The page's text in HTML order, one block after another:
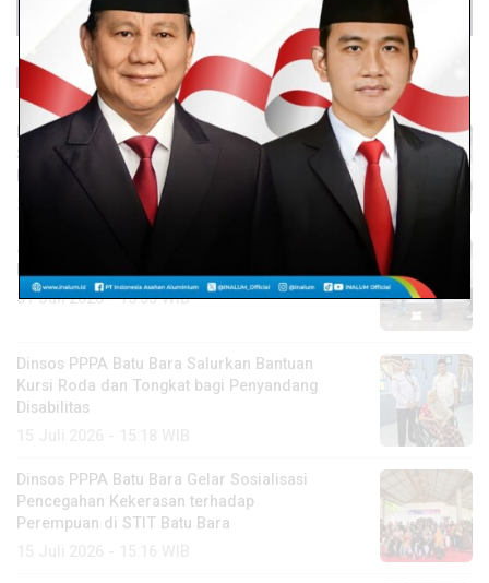
Baca Lainnya
Polres Batu Bara Gelar Minggu Kasih,
Salurkan Bantuan Sembako kepada
Masyarakat di Sejumlah Wilayah
2 Agustus 2026 - 16:44 WIB
Jumat Berkah, Polsek Talawi Salurkan
Bantuan Sembako kepada Kaum Dhuafa
31 Juli 2026 - 13:35 WIB
Dinsos PPPA Batu Bara Salurkan Bantuan
Kursi Roda dan Tongkat bagi Penyandang
Disabilitas
Dinsos PPPA Batu Bara Gelar Sosialisasi
Pencegahan Kekerasan terhadap
Perempuan di STIT Batu Bara